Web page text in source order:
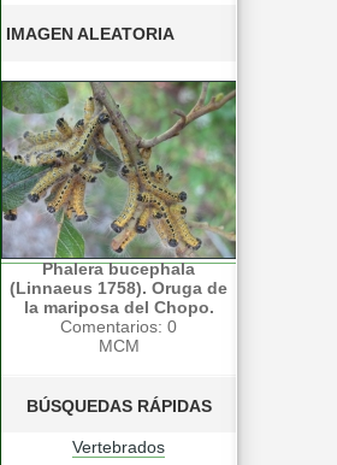
IMAGEN ALEATORIA
Phalera bucephala
(Linnaeus 1758). Oruga de
la mariposa del Chopo.
Comentarios: 0
MCM
BÚSQUEDAS RÁPIDAS
Vertebrados